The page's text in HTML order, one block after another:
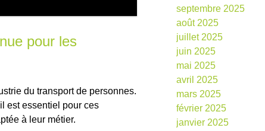
pour les
du transport de personnes.
est essentiel pour ces
à leur métier.
septembre 2025
août 2025
juillet 2025
juin 2025
mai 2025
avril 2025
mars 2025
février 2025
janvier 2025